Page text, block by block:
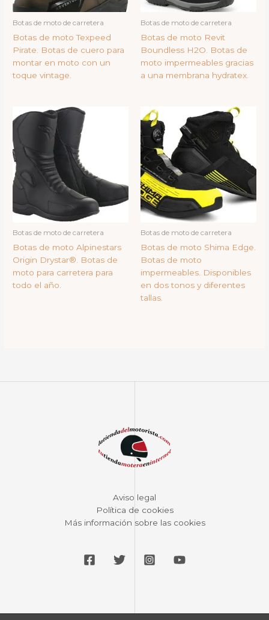
Botas de moto de carretera
Botas de moto Texpeed
Pirate. Botas de cuero para
montar en moto con un
toque vintage.
Botas de moto de carretera
Botas de moto Revit
Boundless H2O. Botas de
moto impermeables gracias
a una membrana hydratex.
Botas de moto de carretera
Botas de moto Alpinestars
Origin Drystar®. Botas de
moto para carretera para
todo el año.
Botas de moto de carretera
Botas de moto Shima Edge.
Botas de moto
impermeables. Disponibles
en dos tonos y diferentes
tallas.
Aviso legal
Política de cookies
Más información sobre las cookies